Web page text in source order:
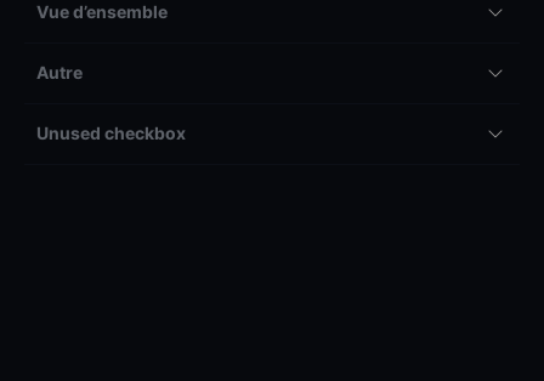
Vue d’ensemble
Autre
Unused checkbox